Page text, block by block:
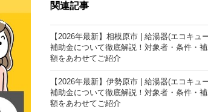
関連記事
【2026年最新】相模原市 | 給湯器(エコキュ
補助金について徹底解説！対象者・条件・
額をあわせてご紹介
【2026年最新】伊勢原市 | 給湯器(エコキュ
補助金について徹底解説！対象者・条件・
額をあわせてご紹介